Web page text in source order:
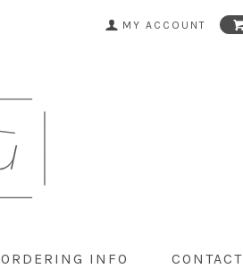
MY ACCOUNT
ORDERING INFO CONTACT